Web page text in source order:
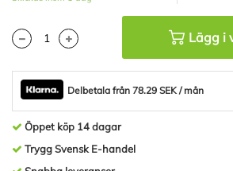
Lägg i
Delbetala från 78.29 SEK / mån
Öppet köp 14 dagar
Trygg Svensk E-handel